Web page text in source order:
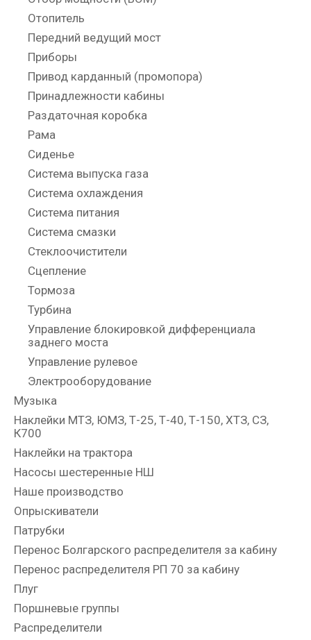
Отопитель
Передний ведущий мост
Приборы
Привод карданный (промопора)
Принадлежности кабины
Раздаточная коробка
Рама
Сиденье
Система выпуска газа
Система охлаждения
Система питания
Система смазки
Стеклоочистители
Сцепление
Тормоза
Турбина
Управление блокировкой дифференциала
заднего моста
Управление рулевое
Электрооборудование
Музыка
Наклейки МТЗ, ЮМЗ, Т-25, Т-40, Т-150, ХТЗ, СЗ,
К700
Наклейки на трактора
Насосы шестеренные НШ
Наше производство
Опрыскиватели
Патрубки
Перенос Болгарского распределителя за кабину
Перенос распределителя РП 70 за кабину
Плуг
Поршневые группы
Распределители